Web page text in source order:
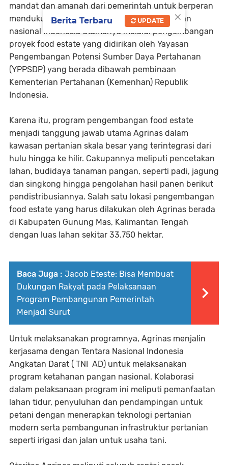
mandat dan amanah dari pemerintah untuk berperan
mendukung ketahanan dan kedaulatan pangan
nasional Indonesia utamanya melalui pengembangan
proyek food estate yang didirikan oleh Yayasan
Pengembangan Potensi Sumber Daya Pertahanan
(YPPSDP) yang berada dibawah pembinaan
Kementerian Pertahanan (Kemenhan) Republik
Indonesia.
Karena itu, program pengembangan food estate
menjadi tanggung jawab utama Agrinas dalam
kawasan pertanian skala besar yang terintegrasi dari
hulu hingga ke hilir. Cakupannya meliputi pencetakan
lahan, budidaya tanaman pangan, seperti padi, jagung
dan singkong hingga pengolahan hasil panen berikut
pendistribusiannya. Salah satu lokasi pengembangan
food estate yang harus dilakukan oleh Agrinas berada
di Kabupaten Gunung Mas, Kalimantan Tengah
dengan luas lahan sekitar 33.750 hektar.
Baca Juga : Jacob Eteste: Bisa Membuat
Dukungan Rakyat pada Pelaksanaan
Program Pembangunan Pemerintah
Menjadi Surut
Untuk melaksanakan programnya, Agrinas menjalin
kerjasama dengan Tentara Nasional Indonesia
Angkatan Darat ( TNI AD) untuk melaksanakan
program ketahanan pangan nasional. Kolaborasi
dalam pelaksanaan program ini meliputi pemanfaatan
lahan tidur, penyuluhan dan pendampingan untuk
petani dengan menerapkan teknologi pertanian
modern serta pembangunan infrastruktur pertanian
seperti irigasi dan jalan untuk usaha tani.
×
Berita Terbaru UPDATE